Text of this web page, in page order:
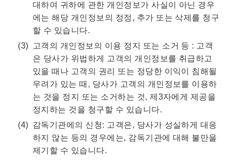
대하여 귀하에 관한 개인정보가 사실이 아닌 경우
에는 해당 개인정보의 정정, 추가 또는 삭제를 청구
할 수 있습니다.
고객의 개인정보의 이용 정지 또는 소거 등 : 고객
은 당사가 위법하게 고객의 개인정보를 취급하고
있을 때나 고객의 권리 또는 정당한 이익이 침해될
우려가 있는 때, 당사가 고객의 개인정보를 이용하
는 것을 정지 또는 소거하는 것, 제3자에게 제공을
정지하는 것을 청구할 수 있습니다.
감독기관에의 신청: 고객은, 당사가 성실하게 대응
하지 않는 등의 경우에는, 감독기관에 대해 불만을
제기할 수 있습니다.